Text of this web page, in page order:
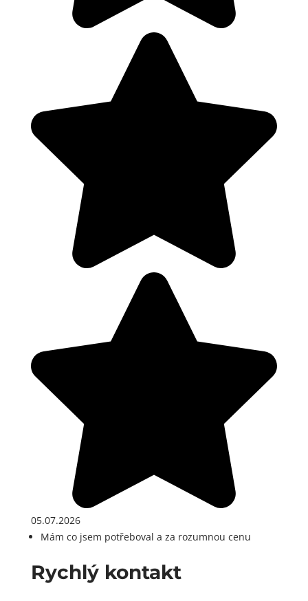
05.07.2026
Mám co jsem potřeboval a za rozumnou cenu
Rychlý kontakt